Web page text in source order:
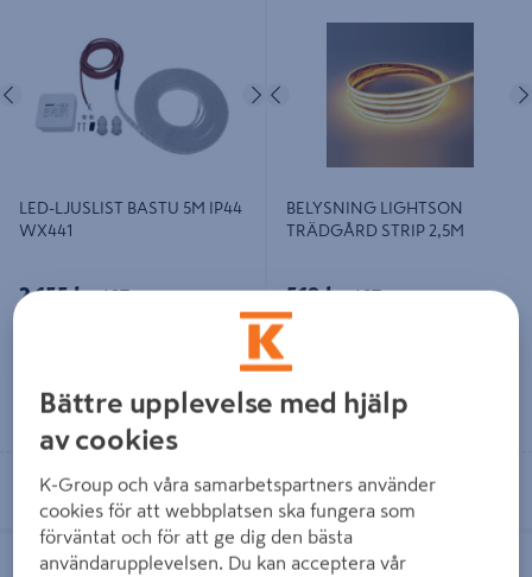
Föregående Nästa
LED-LJUSLIST BASTU 5M IP44
WX441
2 155 kr/ ST
Läs mer
Se lagerstatus i din butik
TRÄDGÅRD STRIP 2,5M
Föregående
BELYSNING LIGHTSON
TRÄDGÅRD STRIP 2,5M
519 kr/ ST
Läs mer
Se lagerstatus i din butik
LEDSLINGA OPAL IP65/44 25M SHAPE 1.5M 5078 VIT LIGHTSON
Bättre upplevelse med hjälp
av cookies
K-Group och våra samarbetspartners använder
cookies för att webbplatsen ska fungera som
förväntat och för att ge dig den bästa
användarupplevelsen. Du kan acceptera vår